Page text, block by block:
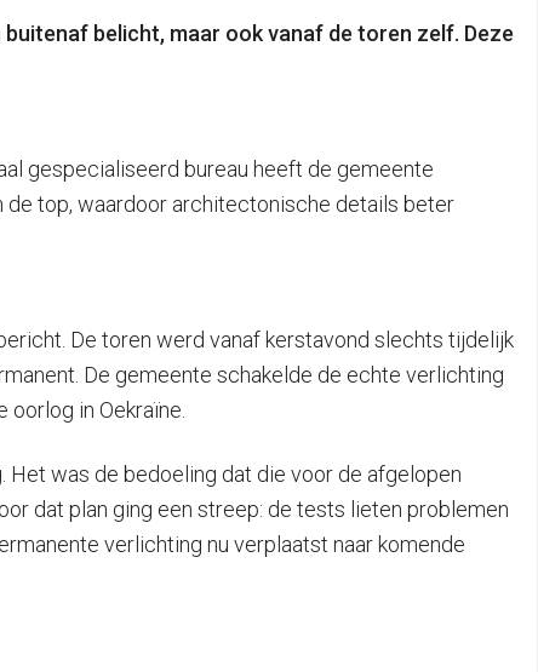
belicht, maar ook vanaf de toren zelf. Deze
gespecialiseerd bureau heeft de gemeente
de top, waardoor architectonische details beter
De toren werd vanaf kerstavond slechts tijdelijk
De gemeente schakelde de echte verlichting
oorlog in Oekraïne.
Het was de bedoeling dat die voor de afgelopen
dat plan ging een streep: de tests lieten problemen
verlichting nu verplaatst naar komende